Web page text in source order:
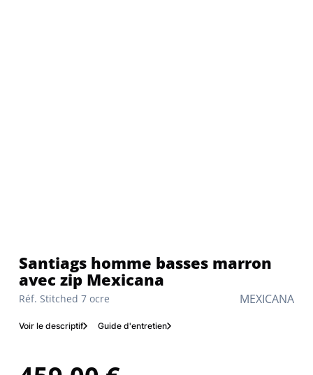
MEXICANA
Réf. Stitched 7 ocre
Santiags homme basses marron
avec zip Mexicana
Voir le descriptif Guide d'entretien